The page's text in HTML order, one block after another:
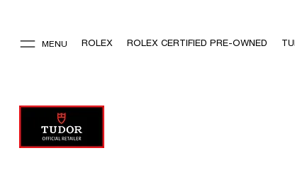
MENU ROLEX ROLEX CERTIFIED PRE-OWNED